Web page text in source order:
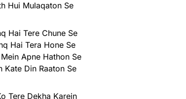
Hui Mulaqaton Se
Hai Tere Chune Se
Hai Tera Hone Se
Apne Hathon Se
Kate Din Raaton Se
Tere Dekha Karein